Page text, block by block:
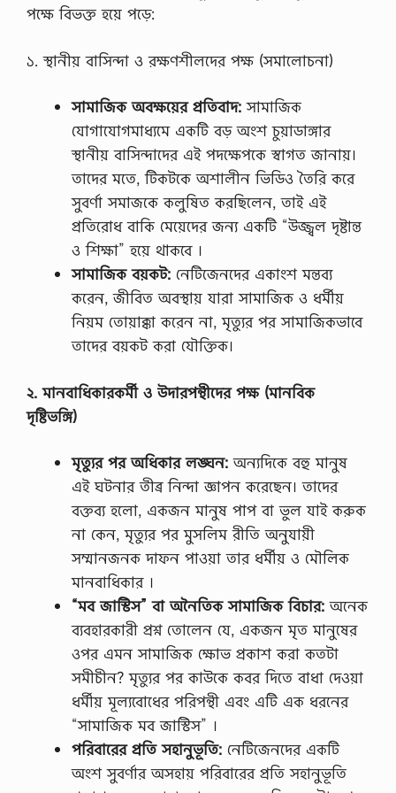
সং
তি
তি
দে
পক্ষে বিভক্ত হয়ে পড়ে:
১. স্থানীয় বাসিন্দা ও রক্ষণশীলদের পক্ষ (সমালোচনা)
সামাজিক অবক্ষয়ের প্রতিবাদ: সামাজিক
যোগাযোগমাধ্যমে একটি বড় অংশ চুয়াডাঙ্গার
স্থানীয় বাসিন্দাদের এই পদক্ষেপকে স্বাগত জানায়।
তাদের মতে, টিকটকে অশালীন ভিডিও তৈরি করে
সুবর্ণা সমাজকে কলুষিত করছিলেন, তাই এই
প্রতিরোধ বাকি মেয়েদের জন্য একটি “উজ্জ্বল দৃষ্টান্ত
ও শিক্ষা” হয়ে থাকবে ।
সামাজিক বয়কট: নেটিজেনদের একাংশ মন্তব্য
করেন, জীবিত অবস্থায় যারা সামাজিক ও ধর্মীয়
নিয়ম তোয়াক্কা করেন না, মৃত্যুর পর সামাজিকভাবে
তাদের বয়কট করা যৌক্তিক।
২. মানবাধিকারকর্মী ও উদারপন্থীদের পক্ষ (মানবিক
দৃষ্টিভঙ্গি)
মৃত্যুর পর অধিকার লঙ্ঘন: অন্যদিকে বহু মানুষ
এই ঘটনার তীব্র নিন্দা জ্ঞাপন করেছেন। তাদের
বক্তব্য হলো, একজন মানুষ পাপ বা ভুল যাই করুক
না কেন, মৃত্যুর পর মুসলিম রীতি অনুযায়ী
সম্মানজনক দাফন পাওয়া তার ধর্মীয় ও মৌলিক
মানবাধিকার ।
“মব জাস্টিস” বা অনৈতিক সামাজিক বিচার: অনেক
ব্যবহারকারী প্রশ্ন তোলেন যে, একজন মৃত মানুষের
ওপর এমন সামাজিক ক্ষোভ প্রকাশ করা কতটা
সমীচীন? মৃত্যুর পর কাউকে কবর দিতে বাধা দেওয়া
ধর্মীয় মূল্যবোধের পরিপন্থী এবং এটি এক ধরনের
“সামাজিক মব জাস্টিস” ।
পরিবারের প্রতি সহানুভূতি: নেটিজেনদের একটি
অংশ সুবর্ণার অসহায় পরিবারের প্রতি সহানুভূতি